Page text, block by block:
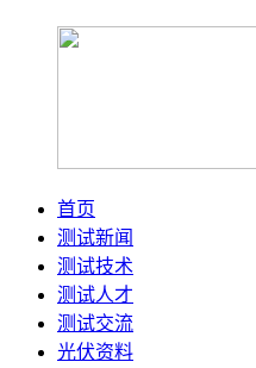
首页
测试新闻
测试技术
测试人才
测试交流
光伏资料